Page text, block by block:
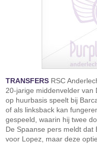
TRANSFERS RSC
20-jarige middenvelder van
op huurbasis speelt bij
of als linksback kan
gespeeld, waarin hij twee
De Spaanse pers meldt dat
voor Lopez, maar deze